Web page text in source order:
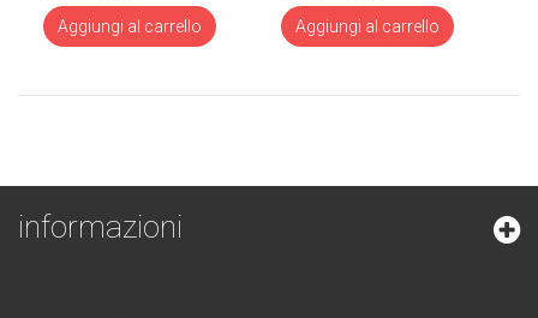
Aggiungi al carrello Aggiungi al carrello
informazioni